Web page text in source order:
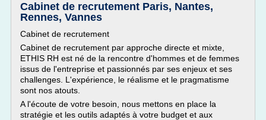
Cabinet de recrutement Paris, Nantes,
Rennes, Vannes
Cabinet de recrutement
Cabinet de recrutement par approche directe et mixte,
ETHIS RH est né de la rencontre d'hommes et de femmes
issus de l'entreprise et passionnés par ses enjeux et ses
challenges. L'expérience, le réalisme et le pragmatisme
sont nos atouts.
A l'écoute de votre besoin, nous mettons en place la
stratégie et les outils adaptés à votre budget et aux